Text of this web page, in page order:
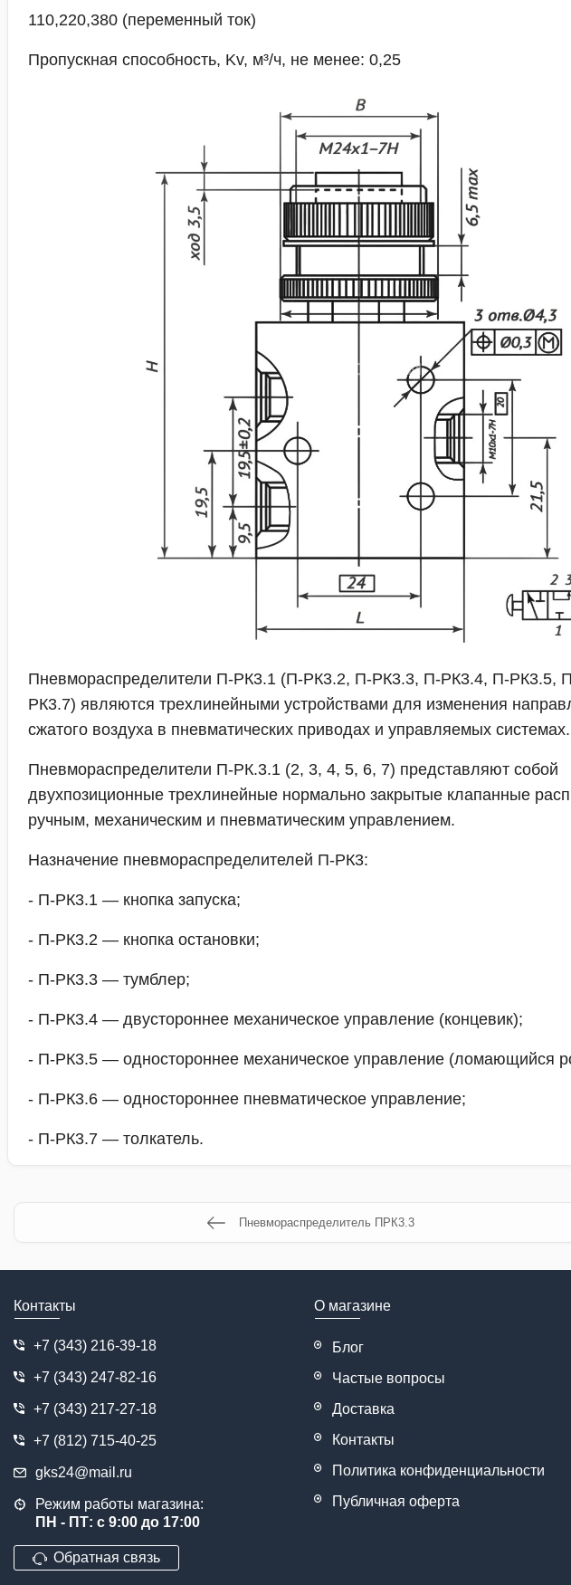
110,220,380 (переменный ток)
Пропускная способность, Kv, м³/ч, не менее: 0,25
Пневмораспределители П-РК3.1 (П-РК3.2, П-РК3.3, П-РК3.4, П-РК3.5,
РК3.7) являются трехлинейными устройствами для изменения
сжатого воздуха в пневматических приводах и управляемых системах.
Пневмораспределители П-РК.3.1 (2, 3, 4, 5, 6, 7) представляют собой
двухпозиционные трехлинейные нормально закрытые клапанные
ручным, механическим и пневматическим управлением.
Назначение пневмораспределителей П-РК3:
- П-РК3.1 — кнопка запуска;
- П-РК3.2 — кнопка остановки;
- П-РК3.3 — тумблер;
- П-РК3.4 — двустороннее механическое управление (концевик);
- П-РК3.5 — одностороннее механическое управление (ломающийся
- П-РК3.6 — одностороннее пневматическое управление;
- П-РК3.7 — толкатель.
Пневмораспределитель ПРК3.3
Контакты
+7 (343) 216-39-18
+7 (343) 247-82-16
+7 (343) 217-27-18
+7 (812) 715-40-25
gks24@mail.ru
Режим работы магазина:
ПН - ПТ: с 9:00 до 17:00
Обратная связь
О магазине
Блог
Частые вопросы
Доставка
Контакты
Политика конфиденциальности
Публичная оферта